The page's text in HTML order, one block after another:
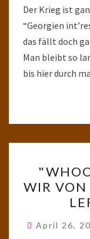
Der Krieg ist
“Georgien
das fällt doch
Man bleibt so
bis hier durch
WIR VON
April 26,